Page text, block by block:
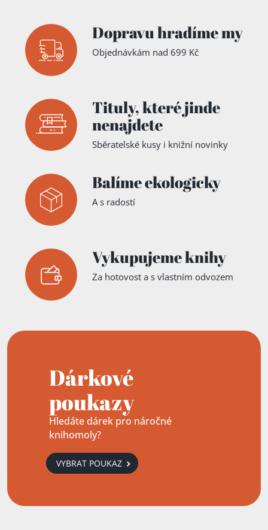
Dopravu hradíme my
Objednávkám nad 699 Kč
Tituly,které jinde
nenajdete
Sběratelské kusy i knižní novinky
Balíme ekologicky
A s radostí
Vykupujeme knihy
Za hotovost a s vlastním odvozem
Dárkové
poukazy
Hledáte dárek pro náročné
knihomoly?
VYBRAT POUKAZ